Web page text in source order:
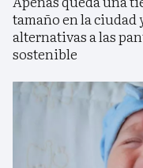
tamaño en la ciudad
alternativas a las
sostenible